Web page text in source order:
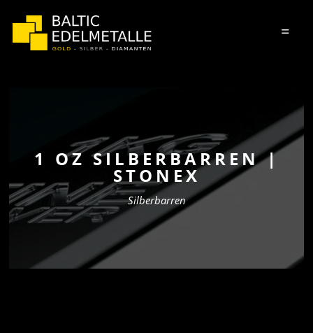
=
1 OZ SILBERBARREN |
STONEX
Silberbarren